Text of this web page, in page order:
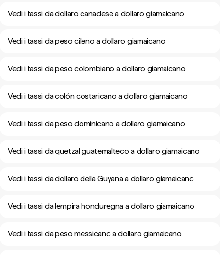
Vedi i tassi da dollaro canadese a dollaro giamaicano
Vedi i tassi da peso cileno a dollaro giamaicano
Vedi i tassi da peso colombiano a dollaro giamaicano
Vedi i tassi da colón costaricano a dollaro giamaicano
Vedi i tassi da peso dominicano a dollaro giamaicano
Vedi i tassi da quetzal guatemalteco a dollaro giamaicano
Vedi i tassi da dollaro della Guyana a dollaro giamaicano
Vedi i tassi da lempira honduregna a dollaro giamaicano
Vedi i tassi da peso messicano a dollaro giamaicano